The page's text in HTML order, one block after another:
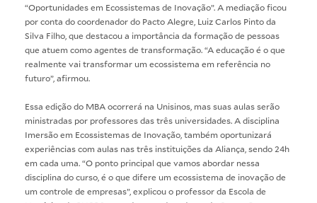
“Oportunidades em Ecossistemas de Inovação”. A mediação ficou
por conta do coordenador do Pacto Alegre, Luiz Carlos Pinto da
Silva Filho, que destacou a importância da formação de pessoas
que atuem como agentes de transformação. “A educação é o que
realmente vai transformar um ecossistema em referência no
futuro”, afirmou.
Essa edição do MBA ocorrerá na Unisinos, mas suas aulas serão
ministradas por professores das três universidades. A disciplina
Imersão em Ecossistemas de Inovação, também oportunizará
experiências com aulas nas três instituições da Aliança, sendo 24h
em cada uma. “O ponto principal que vamos abordar nessa
disciplina do curso, é o que difere um ecossistema de inovação de
um controle de empresas”, explicou o professor da Escola de